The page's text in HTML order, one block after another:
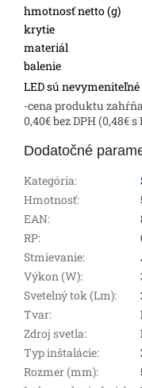
hmotnosť netto (g)
krytie
materiál
balenie
LED sú nevymeniteľné
-cena produktu
0,40€ bez DPH (0,48€ s
Dodatočné
Kategória:
Hmotnosť:
EAN:
RP:
Stmievanie:
Výkon (W):
Svetelný tok (Lm):
Tvar:
Zdroj svetla:
Typ inštalácie:
Rozmer (mm):